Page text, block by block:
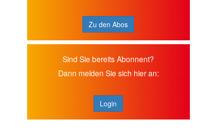
Zu den Abos
Sind Sie bereits Abonnent?
Dann melden Sie sich hier an:
Login